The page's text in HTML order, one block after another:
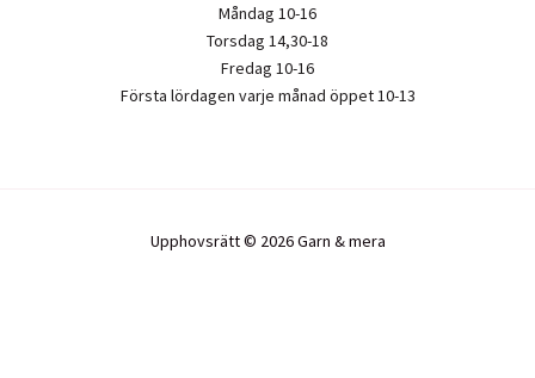
Måndag 10-16
Torsdag 14,30-18
Fredag 10-16
Första lördagen varje månad öppet 10-13
Upphovsrätt © 2026 Garn & mera